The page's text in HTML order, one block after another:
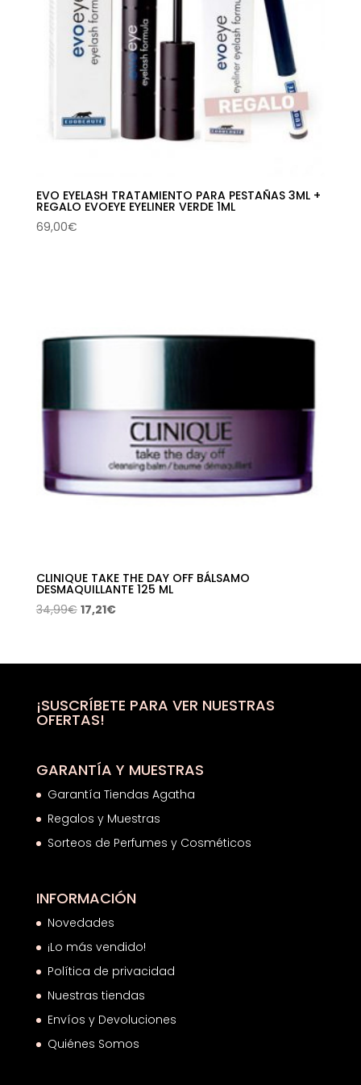
EVO EYELASH TRATAMIENTO PARA PESTAÑAS 3ML +
REGALO EVOEYE EYELINER VERDE 1ML
69,00€
CLINIQUE TAKE THE DAY OFF BÁLSAMO
DESMAQUILLANTE 125 ML
34,99€ El
era:
17,21€El
es:
¡SUSCRÍBETE PARA VER NUESTRAS
OFERTAS!
GARANTÍA Y MUESTRAS
Garantía Tiendas Agatha
Regalos y Muestras
Sorteos de Perfumes y Cosméticos
INFORMACIÓN
Novedades
¡Lo más vendido!
Política de privacidad
Nuestras tiendas
Envíos y Devoluciones
Quiénes Somos